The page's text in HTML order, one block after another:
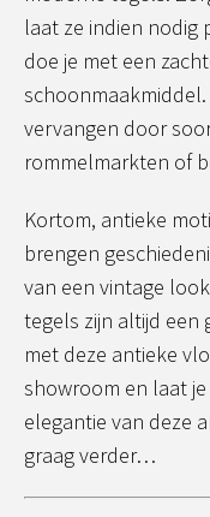
laat ze indien nodig
doe je met een
vervangen door
rommelmarkten of
Kortom, antieke
brengen
van een vintage
tegels zijn altijd een
met deze antieke
showroom en laat
elegantie van deze
graag verder…